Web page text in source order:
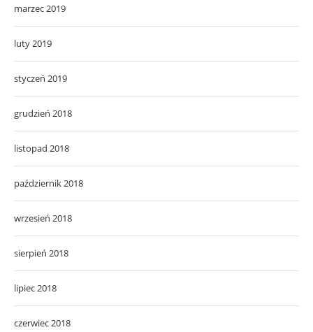
marzec 2019
luty 2019
styczeń 2019
grudzień 2018
listopad 2018
październik 2018
wrzesień 2018
sierpień 2018
lipiec 2018
czerwiec 2018